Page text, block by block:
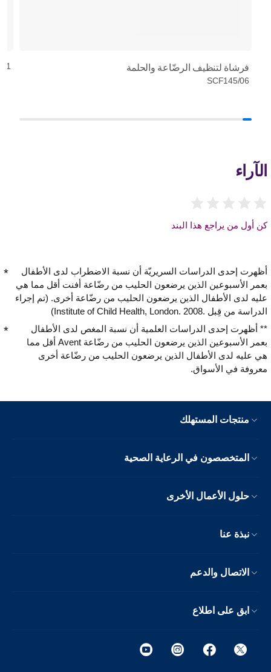
فرشاة لتنظيف الرضّاعة والحلمة
SCF145/06
الآراء
كن أول من يراجع هذا البند
أظهرت إحدى الدراسات السريريّة أن نسبة الاضطراب لدى الأطفال
بعمر الأسبوعين الذين يرضعون الحليب من رضّاعة أفنت أقل مما هي
عليه لدى الأطفال الذين يرضعون الحليب من رضّاعة أخرى. (تم إجراء
الدراسة من قِبل Institute of Child Health, London. 2008.‎)
** أظهرت إحدى الدراسات العلمية أن نسبة المغص لدى الأطفال
بعمر الأسبوعين الذين يرضعون الحليب من رضّاعة Avent أقل مما
هي عليه لدى الأطفال الذين يرضعون الحليب من رضّاعة أخرى
معروفة في الأسواق.
منتجات المستهلك
المتخصصون في الرعاية الصحية
حلول الأعمال الأخرى
نبذة عنا
الاتصال والدعم
ابق على اطلاع